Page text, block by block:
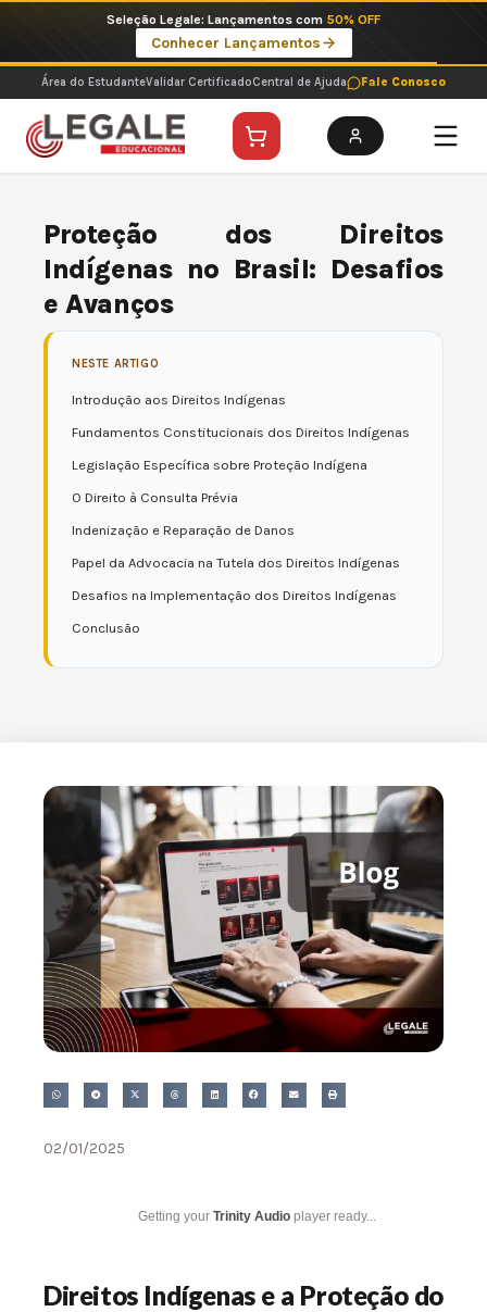
o
conteúdo
Imperdíveis no Pix: Pós Selecionadas a 199 reais no pix em parcela única
Ver ofertas
Área do EstudanteValidar CertificadoCentral de Ajuda Fale Conosco
Proteção dos Direitos
Indígenas no Brasil: Desafios
e Avanços
NESTE ARTIGO
Introdução aos Direitos Indígenas
Fundamentos Constitucionais dos Direitos Indígenas
Legislação Específica sobre Proteção Indígena
O Direito à Consulta Prévia
Indenização e Reparação de Danos
Papel da Advocacia na Tutela dos Direitos Indígenas
Desafios na Implementação dos Direitos Indígenas
Conclusão
02/01/2025
Getting your Trinity Audio player ready...
Direitos Indígenas e a Proteção do